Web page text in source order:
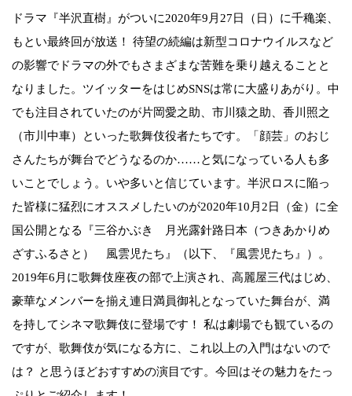
ドラマ『半沢直樹』がついに2020年9月27日（日）に千穐楽、
もとい最終回が放送！ 待望の続編は新型コロナウイルスなど
の影響でドラマの外でもさまざまな苦難を乗り越えることと
なりました。ツイッターをはじめSNSは常に大盛りあがり。中
でも注目されていたのが片岡愛之助、市川猿之助、香川照之
（市川中車）といった歌舞伎役者たちです。「顔芸」のおじ
さんたちが舞台でどうなるのか……と気になっている人も多
いことでしょう。いや多いと信じています。半沢ロスに陥っ
た皆様に猛烈にオススメしたいのが2020年10月2日（金）に全
国公開となる『三谷かぶき 月光露針路日本（つきあかりめ
ざすふるさと） 風雲児たち』（以下、『風雲児たち』）。
2019年6月に歌舞伎座夜の部で上演され、高麗屋三代はじめ、
豪華なメンバーを揃え連日満員御礼となっていた舞台が、満
を持してシネマ歌舞伎に登場です！ 私は劇場でも観ているの
ですが、歌舞伎が気になる方に、これ以上の入門はないので
は？ と思うほどおすすめの演目です。今回はその魅力をたっ